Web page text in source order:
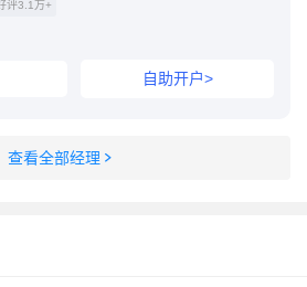
评3.1万+
自助开户>
查看全部经理